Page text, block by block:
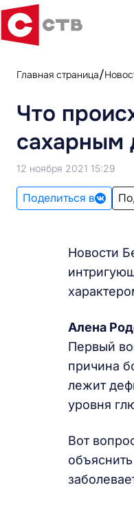
Главная страница
Что
сахарным
12 ноября 2021 15:29
Поделиться в
Новости
Алена
Первый
причина
лежит
уровня
Вот